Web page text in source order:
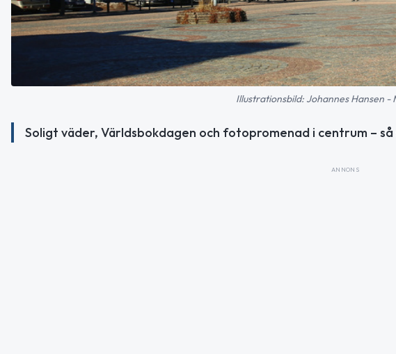
Illustrationsbild: Johannes Hansen -
Soligt väder, Världsbokdagen och fotopromenad i centrum –
ANNONS